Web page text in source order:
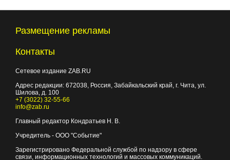
Размещение рекламы
Контакты
Сетевое издание ZAB.RU
Адрес редакции: 672038, Россия, Забайкальский край, г. Чита, ул.
Шилова, д. 100
+7 (3022) 32-55-66
info@zab.ru
Главный редактор Кондратьев Н. В.
Учредитель - ООО "Событие"
Зарегистрировано Федеральной службой по надзору в сфере
связи, информационных технологий и массовых коммуникаций.